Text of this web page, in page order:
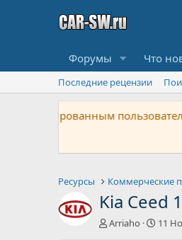
Форумы Что
Последние рецензии
На данный
Ресурсы Коммерческие
Kia Ceed
А
Arriaho
Д11